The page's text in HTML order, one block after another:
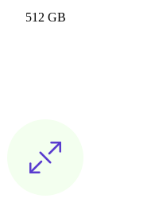
512 GB